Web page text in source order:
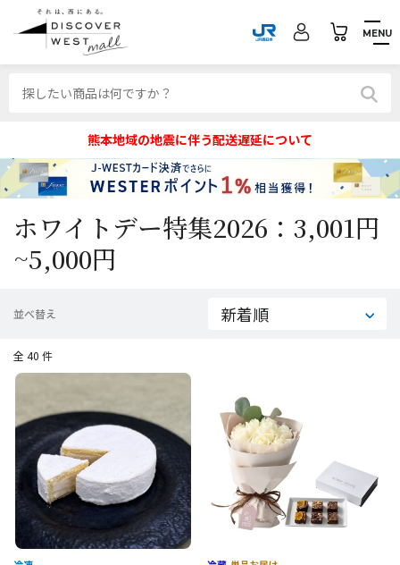
MENU
熊本地域の地震に伴う配送遅延について
ホワイトデー特集2026：3,001円
~5,000円
並べ替え
全 40 件